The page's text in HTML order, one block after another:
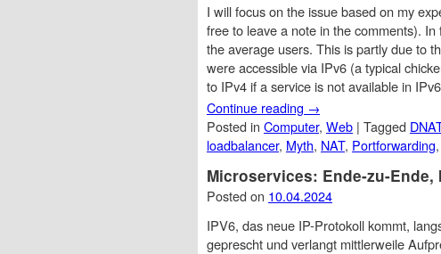
I will focus on the issue based on my
free to leave a note in the comments).
the average users. This is partly due to
were accessible via IPv6 (a typical
to IPv4 if a service is not available in
Continue reading →
Posted in Computer, Web | Tagged
loadbalancer, Myth, NAT, Portforwarding,
Microservices: Ende-zu-Ende,
Posted on 10.04.2024
IPV6, das neue IP-Protokoll kommt,
geprescht und verlangt mittlerweile